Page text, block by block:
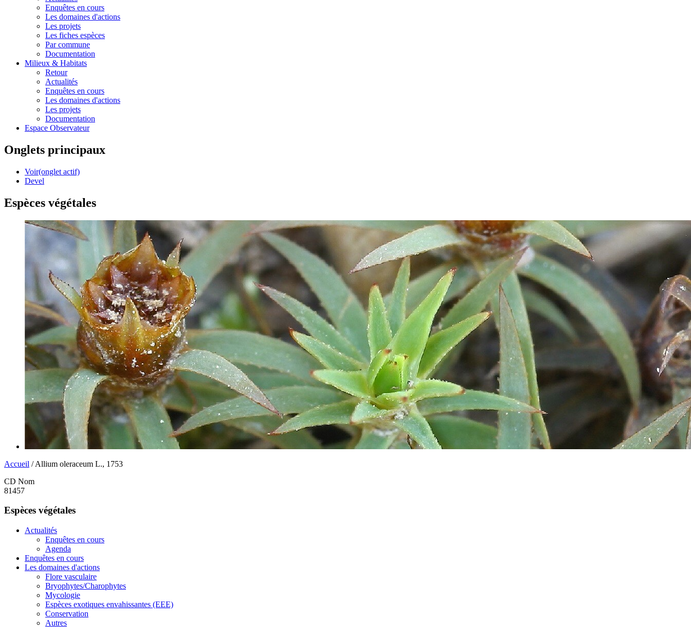
Enquêtes en cours
Les domaines d'actions
Les projets
Les fiches espèces
Par commune
Documentation
Milieux & Habitats
Retour
Actualités
Enquêtes en cours
Les domaines d'actions
Les projets
Documentation
Espace Observateur
Onglets principaux
Voir(onglet actif)
Devel
Espèces végétales
Accueil / Allium oleraceum L., 1753
CD Nom
81457
Espèces végétales
Actualités
Enquêtes en cours
Agenda
Enquêtes en cours
Les domaines d'actions
Flore vasculaire
Bryophytes/Charophytes
Mycologie
Espèces exotiques envahissantes (EEE)
Conservation
Autres